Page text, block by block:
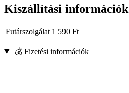
Kiszállítási információk
Futárszolgálat 1 590 Ft
💰 Fizetési információk